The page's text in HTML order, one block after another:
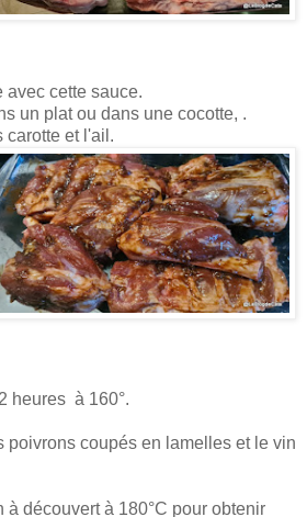
avec cette sauce.
un plat ou dans une cocotte, .
carotte et l'ail.
heures à 160°.
poivrons coupés en lamelles et le vin
à découvert à 180°C pour obtenir